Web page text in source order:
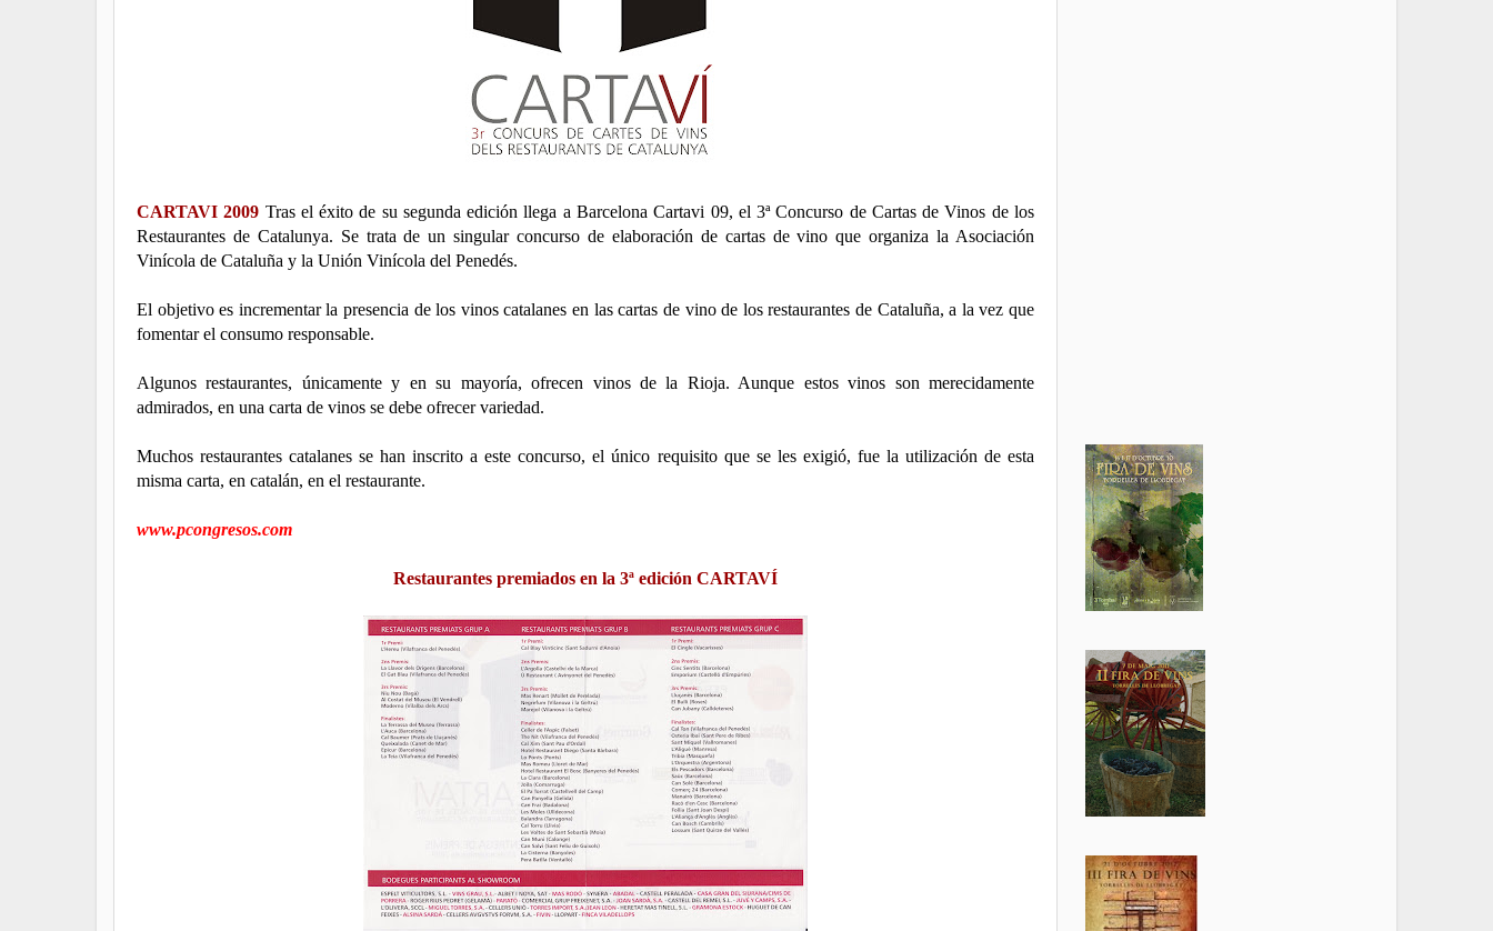
CARTAVI 2009 Tras el éxito de su segunda edición llega a Barcelona Cartavi 09, el 3ª Concurso de Cartas de Vinos de los
Restaurantes de Catalunya. Se trata de un singular concurso de elaboración de cartas de vino que organiza la Asociación
Vinícola de Cataluña y la Unión Vinícola del Penedés.
El objetivo es incrementar la presencia de los vinos catalanes en las cartas de vino de los restaurantes de Cataluña, a la vez que
fomentar el consumo responsable.
Algunos restaurantes, únicamente y en su mayoría, ofrecen vinos de la Rioja. Aunque estos vinos son merecidamente
admirados, en una carta de vinos se debe ofrecer variedad.
Muchos restaurantes catalanes se han inscrito a este concurso, el único requisito que se les exigió, fue la utilización de esta
misma carta, en catalán, en el restaurante.
www.pcongresos.com
Restaurantes premiados en la 3ª edición CARTAVÍ